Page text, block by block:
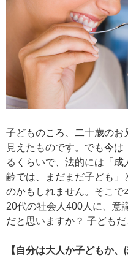
子どものころ、二十歳のお
見えたものです。でも今
るくらいで、法的には「
齢では、まだまだ子ども」
のかもしれません。そこで
20代の社会人400人に、意
だと思いますか？ 子どもだ
【自分は大人か子どもか、